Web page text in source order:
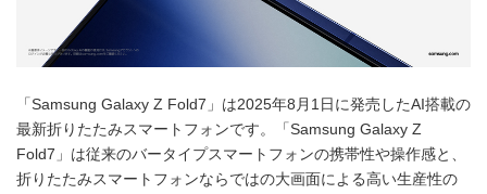
「Samsung Galaxy Z Fold7」は2025年8月1日に発売したAI搭載の
最新折りたたみスマートフォンです。「Samsung Galaxy Z
Fold7」は従来のバータイプスマートフォンの携帯性や操作感と、
折りたたみスマートフォンならではの大画面による高い生産性の